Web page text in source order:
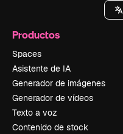
Productos
Spaces
Asistente de IA
Generador de imágenes
Generador de vídeos
Texto a voz
Contenido de stock